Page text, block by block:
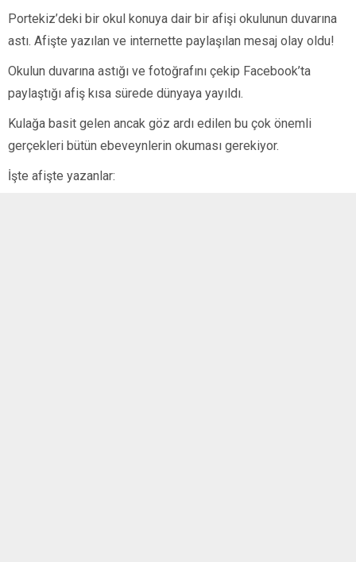
Portekiz’deki bir okul konuya dair bir afişi okulunun duvarına
astı. Afişte yazılan ve internette paylaşılan mesaj olay oldu!
Okulun duvarına astığı ve fotoğrafını çekip Facebook’ta
paylaştığı afiş kısa sürede dünyaya yayıldı.
Kulağa basit gelen ancak göz ardı edilen bu çok önemli
gerçekleri bütün ebeveynlerin okuması gerekiyor.
İşte afişte yazanlar: